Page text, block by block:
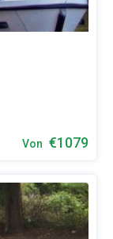
Von €1079